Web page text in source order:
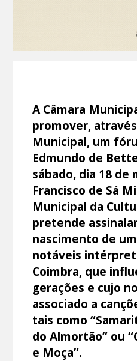
A Câmara
promover,
Municipal, um
Edmundo de
sábado, dia 18 de
Francisco de Sá
Municipal da
pretende
nascimento de
notáveis
Coimbra, que
gerações e cujo
associado a
tais como
do Almortão” ou
e Moça”.